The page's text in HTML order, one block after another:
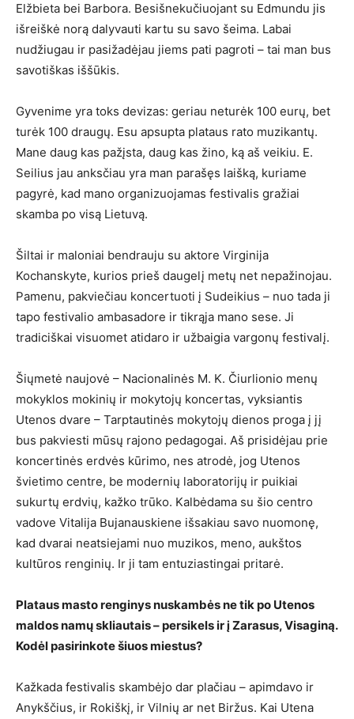
Elžbieta bei Barbora. Besišnekučiuojant su Edmundu jis
išreiškė norą dalyvauti kartu su savo šeima. Labai
nudžiugau ir pasižadėjau jiems pati pagroti – tai man bus
savotiškas iššūkis.
Gyvenime yra toks devizas: geriau neturėk 100 eurų, bet
turėk 100 draugų. Esu apsupta plataus rato muzikantų.
Mane daug kas pažįsta, daug kas žino, ką aš veikiu. E.
Seilius jau anksčiau yra man parašęs laišką, kuriame
pagyrė, kad mano organizuojamas festivalis gražiai
skamba po visą Lietuvą.
Šiltai ir maloniai bendrauju su aktore Virginija
Kochanskyte, kurios prieš daugelį metų net nepažinojau.
Pamenu, pakviečiau koncertuoti į Sudeikius – nuo tada ji
tapo festivalio ambasadore ir tikrąja mano sese. Ji
tradiciškai visuomet atidaro ir užbaigia vargonų festivalį.
Šiųmetė naujovė – Nacionalinės M. K. Čiurlionio menų
mokyklos mokinių ir mokytojų koncertas, vyksiantis
Utenos dvare – Tarptautinės mokytojų dienos proga į jį
bus pakviesti mūsų rajono pedagogai. Aš prisidėjau prie
koncertinės erdvės kūrimo, nes atrodė, jog Utenos
švietimo centre, be modernių laboratorijų ir puikiai
sukurtų erdvių, kažko trūko. Kalbėdama su šio centro
vadove Vitalija Bujanauskiene išsakiau savo nuomonę,
kad dvarai neatsiejami nuo muzikos, meno, aukštos
kultūros renginių. Ir ji tam entuziastingai pritarė.
Plataus masto renginys nuskambės ne tik po Utenos
maldos namų skliautais – persikels ir į Zarasus, Visaginą.
Kodėl pasirinkote šiuos miestus?
Kažkada festivalis skambėjo dar plačiau – apimdavo ir
Anykščius, ir Rokiškį, ir Vilnių ar net Biržus. Kai Utena